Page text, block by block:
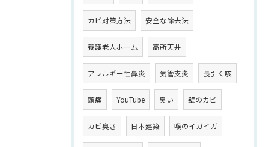
カビ対策方法 安全な除去法
養護老人ホーム 高所天井
アレルギー性鼻炎 気管支炎 長引く咳
頭痛 YouTube 臭い 壁のカビ
カビ臭さ 日本建築 喉のイガイガ